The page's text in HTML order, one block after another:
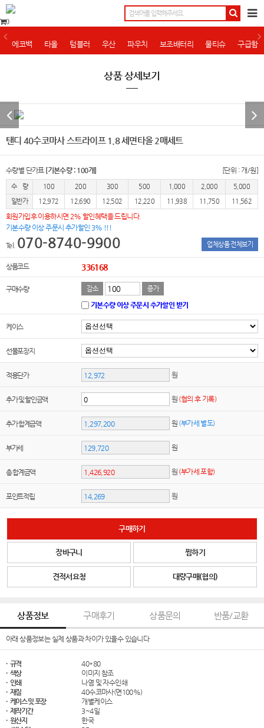
0
에코백 타올 텀블러 우산 파우치 보조배터리 물티슈 구급함
상품 상세보기
탠디 40수코마사 스트라이프 1.8 세면타올 2매세트
수량별 단가표 [기본수량 : 100개] [단위 : 개/원]
수 량 100 200 300 500 1,000 2,000
5,000
일반가
12,972 12,690 12,502 12,220 11,938 11,750 11,562
회원가입후 이용하시면 2% 할인혜택을 드립니다.
기본수량 이상 주문시 추가할인 3% !!!
Tel. 070-8740-9900 업체상품 전체보기
상품코드 336168
구매수량 감소 증가
기본수량 이상 주문시 추가할인 받기
케이스
선물포장지
적용단가 원
추가 및 할인금액 원 (협의 후 기록)
추가 합계금액 원 (부가세 별도)
부가세 원
총 합계금액 원 (부가세 포함)
포인트적립 원
구매하기
장바구니 찜하기
견적서요청 대량구매(협의)
상품정보 구매후기 상품문의 반품/교환
아래 상품정보는 실제 상품과 차이가 있을수 있습니다
· 규격
40*80
· 색상
이미지 참조
· 인쇄
나염 및 자수인쇄
· 재질
40수코마사(면100%)
· 케이스 및 포장
개별케이스
· 제작기간
3~4일
· 원산지
한국